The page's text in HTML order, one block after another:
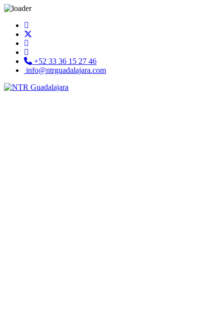
+52 33 36 15 27 46
info@ntrguadalajara.com